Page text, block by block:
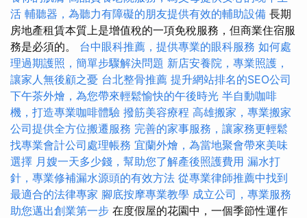
活 輔聽器，為聽力有障礙的朋友提供有效的輔助設備 長期
房地產租賃本質上是增值稅的一項免稅服務，但商業住宿服
務是必須的。 台中眼科推薦，提供專業的眼科服務 如何處
理過期護照，簡單步驟解決問題 新店安養院，專業照護，
讓家人無後顧之憂 台北整骨推薦 提升網站排名的SEO公司
下午茶外燴，為您帶來輕鬆愉快的午後時光 半自動咖啡
機，打造專業咖啡體驗 撥筋美容療程 高雄搬家，專業搬家
公司提供全方位搬遷服務 完善的家事服務，讓家務更輕鬆
找專業會計公司處理帳務 宜蘭外燴，為當地聚會帶來美味
選擇 月嫂一天多少錢，幫助您了解產後照護費用 漏水打
針，專業修補漏水源頭的有效方法 從專業律師推薦中找到
最適合的法律專家 腳底按摩專業教學 成立公司，專業服務
助您邁出創業第一步 在度假屋的花園中，一個季節性運作